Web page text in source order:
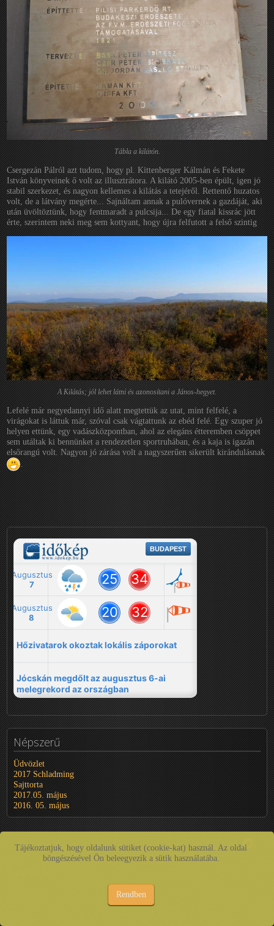
Tábla a kilátón.
Csergezán Pálról azt tudom, hogy pl. Kittenberger Kálmán és Fekete
István könyveinek ő volt az illusztrátora. A kilátó 2005-ben épült, igen jó
stabil szerkezet, és nagyon kellemes a kilátás a tetejéről. Rettentő huzatos
volt, de a látvány megérte... Sajnáltam annak a pulóvernek a gazdáját, aki
után üvöltöztünk, hogy fentmaradt a pulcsija... De egy fiatal kissrác jött
érte, szerintem neki meg sem kottyant, hogy újra felfutott a felső szintig
A Kilátás; jól lehet látni és azonosítani a János-hegyet.
Lefelé már negyedannyi idő alatt megtettük az utat, mint felfelé, a
virágokat is láttuk már, szóval csak vágtattunk az ebéd felé. Egy szuper jó
helyen ettünk, egy vadászközpontban, ahol az elegáns étteremben csöppet
sem utáltak ki bennünket a rendezetlen sportruhában, és a kaja is igazán
elsőrangú volt. Nagyon jó zárása volt a nagyszerűen sikerült kirándulásnak
.
Népszerű
Üdvözlet
2017 Schladming
Sajttorta
2017.05. május
2016. 05. május
Tájékoztatjuk, hogy oldalunk sütiket (cookie-kat) használ. Az oldal
böngészésével Ön beleegyezik a sütik használatába.
Rendben